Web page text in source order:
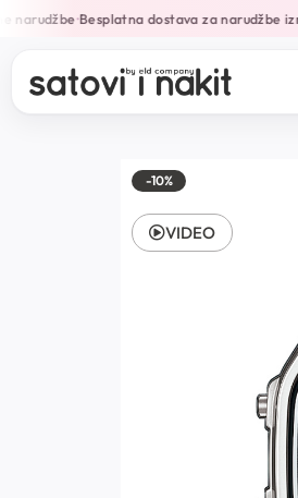
•Besplatna dostava za narudžbe
-10%
VIDEO